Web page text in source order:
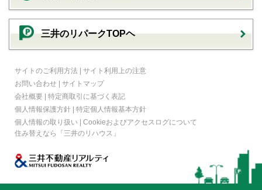
三井のリパークTOPヘ
サイトのご利用方法 | サイト利用上の注意
お問い合わせ | サイトマップ
会社概要 | 特定商取引に基づく表記
個人情報保護方針 | 特定個人情報基本方針
個人情報の取り扱い | Cookieおよびアクセスログについて
住み替えなら
「三井のリハウス」